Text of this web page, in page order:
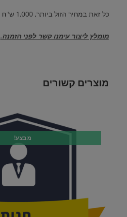
כל זאת במחיר הזול ביותר, 1,000 ש"ח בלבד.
מומלץ ליצור עימנו קשר לפני הזמנה.
מוצרים קשורים
מבצע!